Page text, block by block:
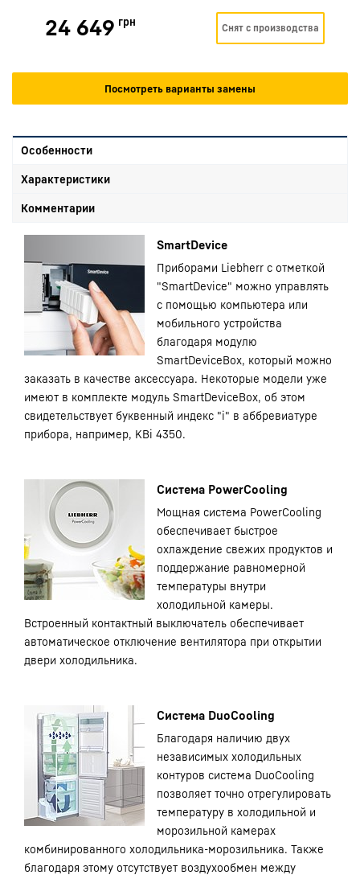
24 649 грн Снят с производства
Посмотреть варианты замены
Особенности
Характеристики
Комментарии
SmartDevice
Приборами Liebherr с отметкой
"SmartDevice" можно управлять
с помощью компьютера или
мобильного устройства
благодаря модулю
SmartDeviceBox, который можно
заказать в качестве аксессуара. Некоторые модели уже
имеют в комплекте модуль SmartDeviceBox, об этом
свидетельствует буквенный индекс "i" в аббревиатуре
прибора, например, KBi 4350.
Система PowerCooling
Мощная система PowerCooling
обеспечивает быстрое
охлаждение свежих продуктов и
поддержание равномерной
температуры внутри
холодильной камеры.
Встроенный контактный выключатель обеспечивает
автоматическое отключение вентилятора при открытии
двери холодильника.
Система DuoCooling
Благодаря наличию двух
независимых холодильных
контуров система DuoCooling
позволяет точно отрегулировать
температуру в холодильной и
морозильной камерах
комбинированного холодильника-морозильника. Также
благодаря этому отсутствует воздухообмен между